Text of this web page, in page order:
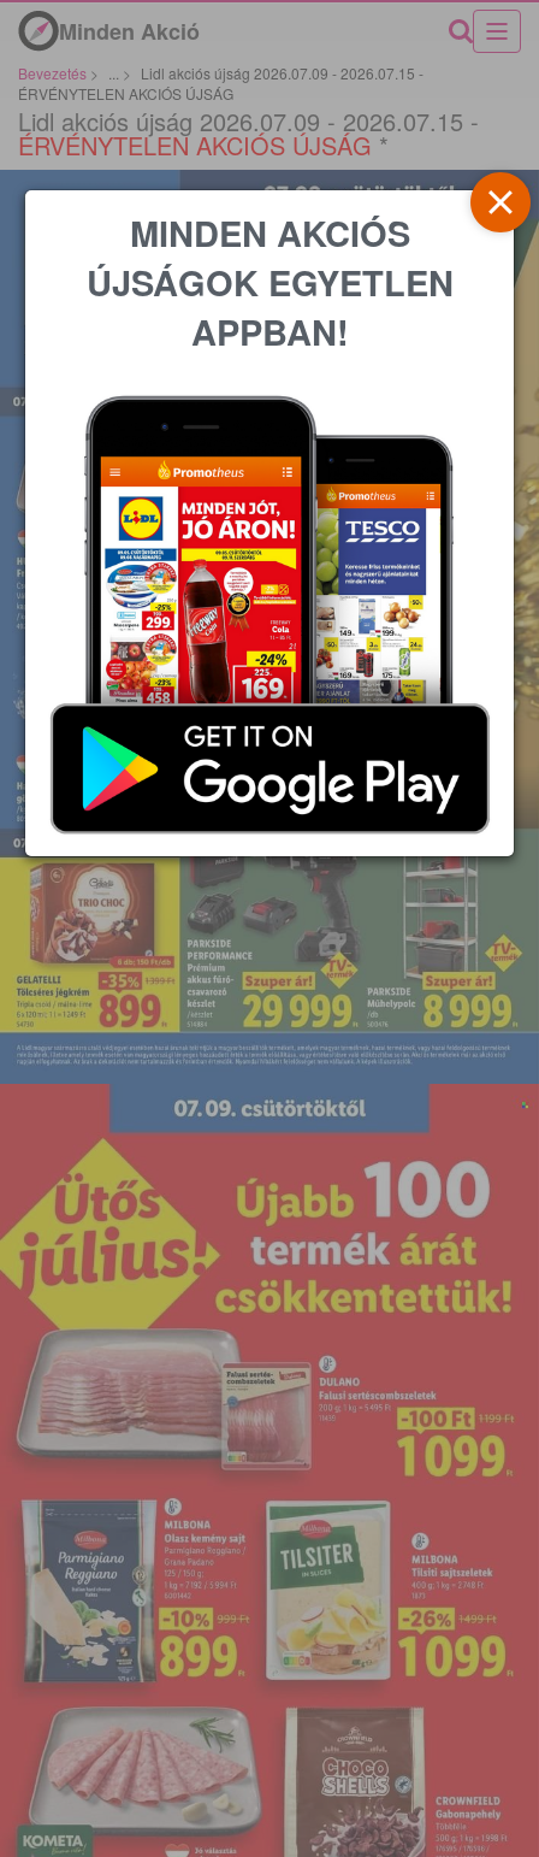
Minden Akció
Bevezetés > >
Lidl akciós újság 2026.07.09 - 2026.07.15 -
ÉRVÉNYTELEN AKCIÓS ÚJSÁG
Lidl akciós újság 2026.07.09 - 2026.07.15 -
ÉRVÉNYTELEN AKCIÓS ÚJSÁG *
MINDEN AKCIÓS
ÚJSÁGOK EGYETLEN
APPBAN!